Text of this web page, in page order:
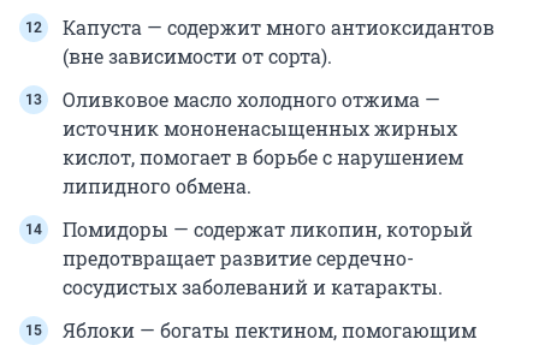
Капуста — содержит много антиоксидантов
(вне зависимости от сорта).
Оливковое масло холодного отжима —
источник мононенасыщенных жирных
кислот, помогает в борьбе с нарушением
липидного обмена.
Помидоры — содержат ликопин, который
предотвращает развитие сердечно-
сосудистых заболеваний и катаракты.
Яблоки — богаты пектином, помогающим